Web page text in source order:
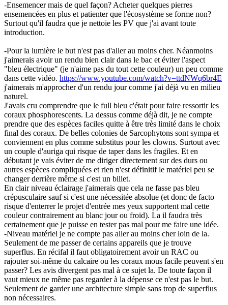
-Ensemencer mais de quel façon? Acheter quelques pierres
ensemencées en plus et patienter que l'écosystème se forme non?
Surtout qu'il faudra que je nettoie les PV que j'ai avant toute
introduction.
-Pour la lumière le but n'est pas d'aller au moins cher. Néanmoins
j'aimerais avoir un rendu bien clair dans le bac et éviter l'aspect
"bleu électrique" (je n'aime pas du tout cette couleur) un peu comme
dans cette vidéo. https://www.youtube.com/watch?v=ttdNWq6br4E
j'aimerais m'approcher d'un rendu jour comme j'ai déjà vu en milieu
naturel.
J'avais cru comprendre que le full bleu c'était pour faire ressortir les
coraux phosphorescents. La dessus comme déjà dit, je ne compte
prendre que des espèces faciles quitte à être très limité dans le choix
final des coraux. De belles colonies de Sarcophytons sont sympa et
conviennent en plus comme substitus pour les clowns. Surtout avec
un couple d'auriga qui risque de taper dans les fragiles. Et en
débutant je vais éviter de me diriger directement sur des durs ou
autres espèces compliquées et rien n'est définitif le matériel peu se
changer derrière même si c'est un billet.
En clair niveau éclairage j'aimerais que cela ne fasse pas bleu
crépusculaire sauf si c'est une nécessitée absolue (et donc de facto
risque d'enterrer le projet d'entrée mes yeux supportent mal cette
couleur contrairement au blanc jour ou froid). La il faudra très
certainement que je puisse en tester pas mal pour me faire une idée.
-Niveau matériel je ne compte pas aller au moins cher loin de la.
Seulement de me passer de certains appareils que je trouve
superflus. En récifal il faut obligatoirement avoir un RAC ou
rajouter soi-même du calcaire ou les coraux mous facile peuvent s'en
passer? Les avis divergent pas mal à ce sujet la. De toute façon il
vaut mieux ne même pas regarder à la dépense ce n'est pas le but.
Seulement de garder une architecture simple sans trop de superflus
non nécessaires.